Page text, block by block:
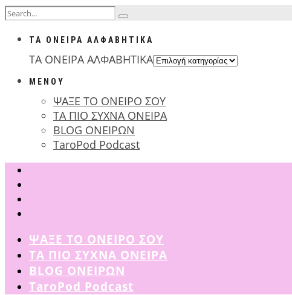
ΤΑ ΟΝΕΙΡΑ ΑΛΦΑΒΗΤΙΚΑ
ΤΑ ΟΝΕΙΡΑ ΑΛΦΑΒΗΤΙΚΑ
ΜΕΝΟΥ
ΨΑΞΕ ΤΟ ΟΝΕΙΡΟ ΣΟΥ
ΤΑ ΠΙΟ ΣΥΧΝΑ ΟΝΕΙΡΑ
BLOG ΟΝΕΙΡΩΝ
TaroPod Podcast
ΨΑΞΕ ΤΟ ΟΝΕΙΡΟ ΣΟΥ
ΤΑ ΠΙΟ ΣΥΧΝΑ ΟΝΕΙΡΑ
BLOG ΟΝΕΙΡΩΝ
TaroPod Podcast